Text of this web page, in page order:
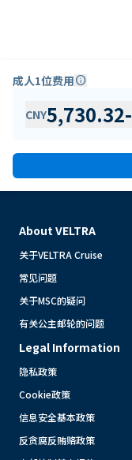
成人1位费用info
CNY5,730.32-
About VELTRA
关于VELTRA Cruise
常见问题
关于MSC的疑问
有关公主邮轮的问题
Legal Information
隐私政策
Cookie政策
信息安全基本政策
反贪腐反贿赂政策